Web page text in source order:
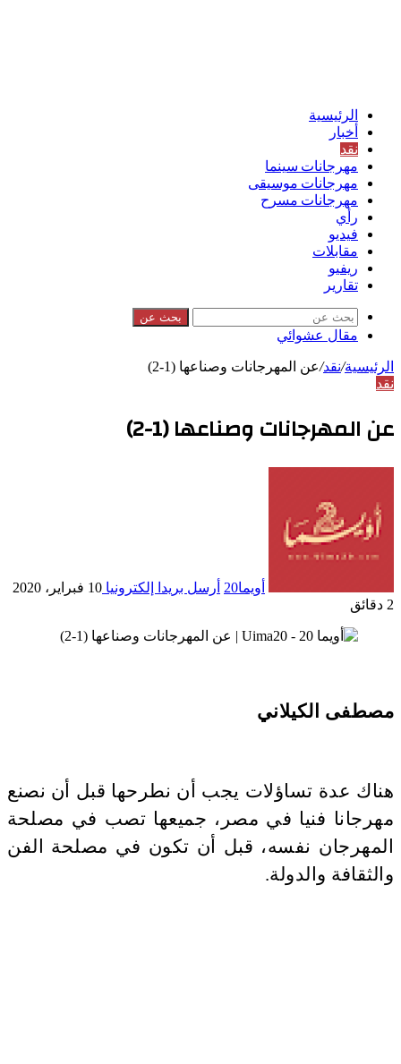
الرئيسية
أخبار
نقد
مهرجانات سينما
مهرجانات موسيقى
مهرجانات مسرح
رأي
فيديو
مقابلات
ريفيو
تقارير
بحث عن
مقال عشوائي
الرئيسية/نقد/عن المهرجانات وصناعها (1-2)
نقد
عن المهرجانات وصناعها (1-2)
أويما20 أرسل بريدا إلكترونيا 10 فبراير، 2020
2 دقائق
مصطفى الكيلاني
هناك عدة تساؤلات يجب أن نطرحها قبل أن نصنع
مهرجانا فنيا في مصر، جميعها تصب في مصلحة
المهرجان نفسه، قبل أن تكون في مصلحة الفن
والثقافة والدولة.